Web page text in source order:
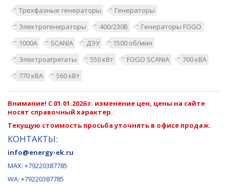
Трехфазные генераторы
Генераторы
Электрогенераторы
400/230В
Генераторы FOGO
1000А
SCANIA ДЭУ
1500 об/мин
Электроагрегаты
550 кВт FOGO SCANIA
700 кВА
770 кВА
560 кВт
Внимание! С 01.01.2026 г. изменение цен, цены на сайте
носят справочный характер.
Текущую стоимость просьба уточнять в офисе продаж.
КОНТАКТЫ:
info@energy-ek.ru
MAX: +79220387785
WA: +79220387785